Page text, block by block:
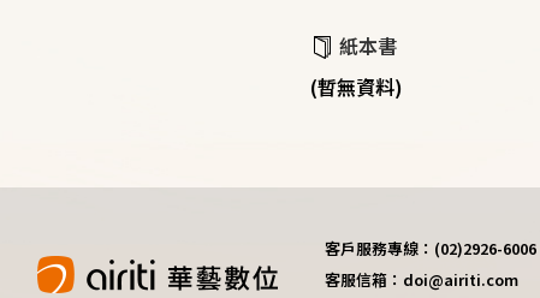
紙本書
(暫無資料)
客戶服務專線：(02)2926-6006
客服信箱：doi@airiti.com